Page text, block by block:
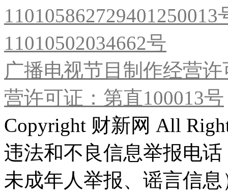
11010502034662号
广播电视节目制作经营
营许可证：第直100013号
Copyright 财新网 All
违法和不良信息举报电
未成年人举报、谣言信